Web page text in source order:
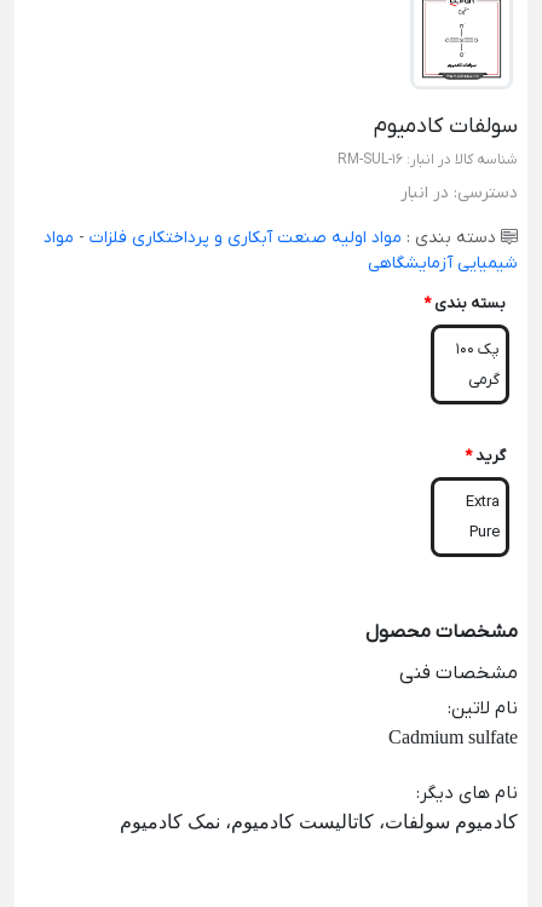
سولفات کادمیوم
شناسه کالا در انبار: RM-SUL-16
دسترسی: در انبار
دسته بندی : مواد اولیه صنعت آبکاری و پرداختکاری فلزات - مواد
شیمیایی آزمایشگاهی
بسته بندی *
پک 100
گرمی
گرید*
Extra
Pure
مشخصات محصول
مشخصات فنی
نام لاتین:
Cadmium sulfate
نام های دیگر :
کادمیوم سولفات، کاتالیست کادمیوم، نمک کادمیوم